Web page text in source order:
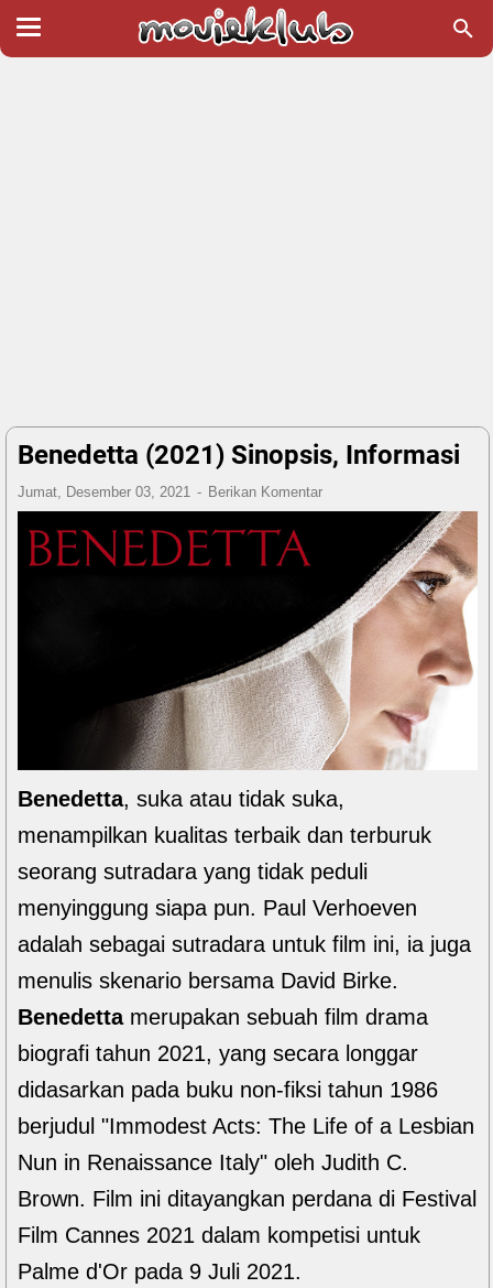
Benedetta (2021) Sinopsis, Informasi
Jumat, Desember 03, 2021 Berikan Komentar
Benedetta, suka atau tidak suka,
menampilkan kualitas terbaik dan terburuk
seorang sutradara yang tidak peduli
menyinggung siapa pun. Paul Verhoeven
adalah sebagai sutradara untuk film ini, ia juga
menulis skenario bersama David Birke.
Benedettamerupakan sebuah film drama
biografi tahun 2021, yang secara longgar
didasarkan pada buku non-fiksi tahun 1986
berjudul "Immodest Acts: The Life of a Lesbian
Nun in Renaissance Italy" oleh Judith C.
Brown. Film ini ditayangkan perdana di Festival
Film Cannes 2021 dalam kompetisi untuk
Palme d'Or pada 9 Juli 2021.